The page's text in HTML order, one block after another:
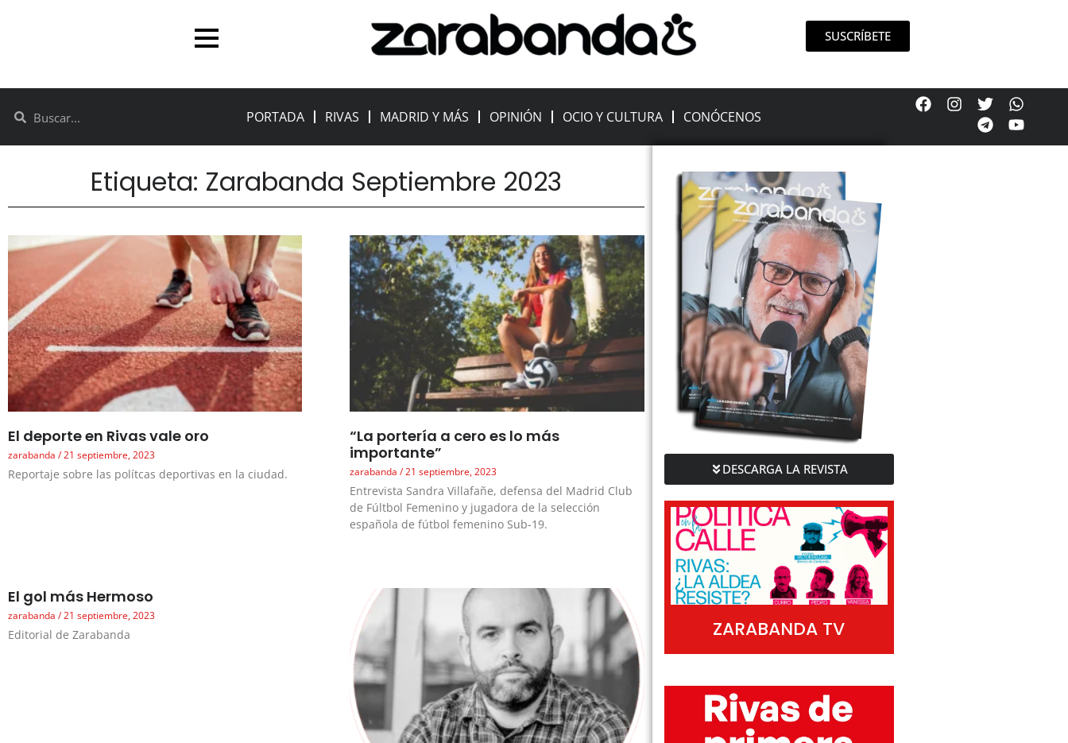
SUSCRÍBETE
PORTADA RIVAS MADRID Y MÁS OPINIÓN OCIO Y CULTURA CONÓCENOS
Etiqueta: Zarabanda Septiembre 2023
El deporte en Rivas vale oro
zarabanda 21 septiembre, 2023
Reportaje sobre las polítcas deportivas en la ciudad.
“La portería a cero es lo más
importante”
zarabanda 21 septiembre, 2023
Entrevista Sandra Villafañe, defensa del Madrid Club
de Fúltbol Femenino y jugadora de la selección
española de fútbol femenino Sub-19.
El gol más Hermoso
zarabanda 21 septiembre, 2023
Editorial de Zarabanda
DESCARGA LA REVISTA
ZARABANDA TV